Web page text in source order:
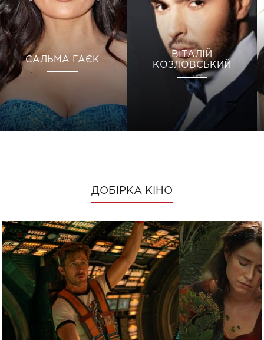
САЛЬМА ГАЄК
ВІТАЛІЙ
КОЗЛОВСЬКИЙ
ДОБІРКА КІНО